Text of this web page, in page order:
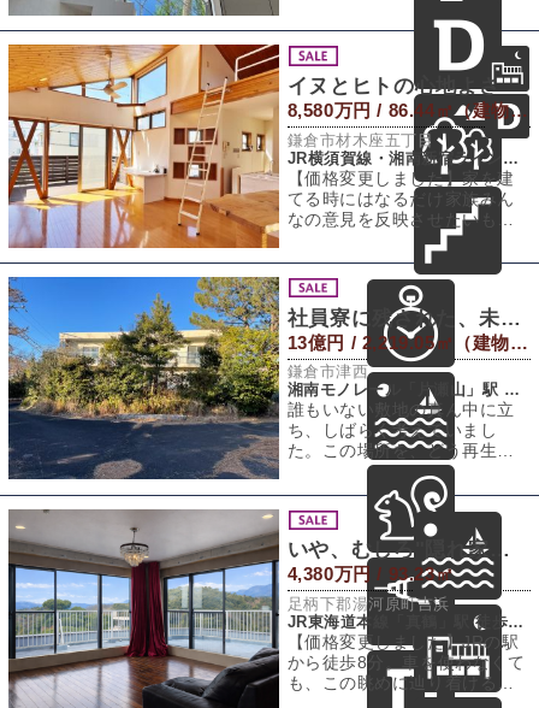
る吹き抜けとカク
イヌとヒトの心地よさ
8,580万円 / 86.44㎡（建物） 108.31㎡（敷地）
鎌倉市材木座五丁目
JR横須賀線・湘南新宿ライン「鎌倉」駅 徒歩19分
【価格変更しました】家を建
てる時にはなるだけ家族みん
なの意見を反映させたいもの
です。この家は愛犬も家族会
議のテーブルにつ
社員寮に残された、未来へのヒント
13億円 / 2,219.05㎡（建物） 18,529.03㎡（敷地）
鎌倉市津西
湘南モノレール「片瀬山」駅 徒歩6分
誰もいない敷地の真ん中に立
ち、しばらく考えていまし
た。この場所を、どう再生さ
せるのがいちばん自然なのだ
ろうと。鎌倉市西部
いや、むしろ"隠れ家アジト"
4,380万円 / 93.23㎡
足柄下郡湯河原町吉浜
JR東海道本線「真鶴」駅 徒歩8分
【価格変更しました】JRの駅
から徒歩8分。車を使わなくて
も、この眺めに辿り着けると
いう事実だけで、少し驚きま